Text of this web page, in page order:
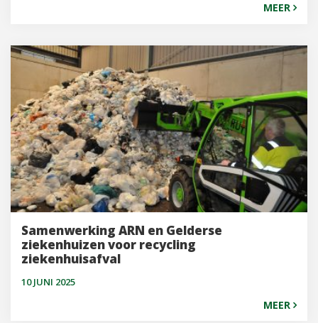
MEER
Samenwerking ARN en Gelderse
ziekenhuizen voor recycling
ziekenhuisafval
10 JUNI 2025
MEER